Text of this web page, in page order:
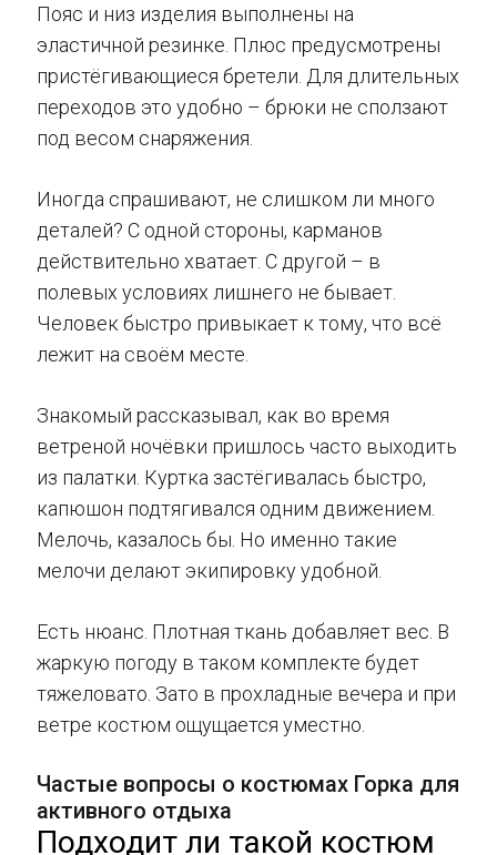
Пояс и низ изделия выполнены на
эластичной резинке. Плюс предусмотрены
пристёгивающиеся бретели. Для длительных
переходов это удобно – брюки не сползают
под весом снаряжения.
Иногда спрашивают, не слишком ли много
деталей? С одной стороны, карманов
действительно хватает. С другой – в
полевых условиях лишнего не бывает.
Человек быстро привыкает к тому, что всё
лежит на своём месте.
Знакомый рассказывал, как во время
ветреной ночёвки пришлось часто выходить
из палатки. Куртка застёгивалась быстро,
капюшон подтягивался одним движением.
Мелочь, казалось бы. Но именно такие
мелочи делают экипировку удобной.
Есть нюанс. Плотная ткань добавляет вес. В
жаркую погоду в таком комплекте будет
тяжеловато. Зато в прохладные вечера и при
ветре костюм ощущается уместно.
Частые вопросы о костюмах Горка для
активного отдыха
Подходит ли такой костюм